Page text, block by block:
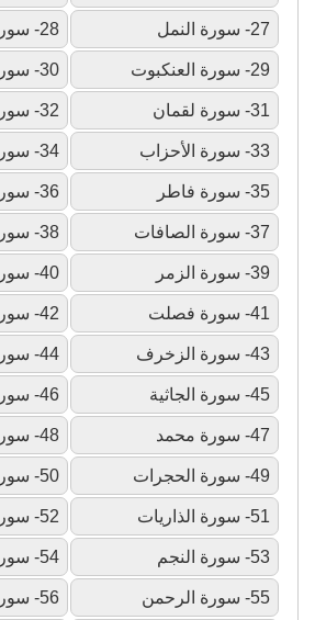
27- سورة النمل 28- سورة القصص
29- سورة العنكبوت 30- سورة الروم
31- سورة لقمان 32- سورة السجدة
33- سورة الأحزاب 34- سورة سبأ
35- سورة فاطر 36- سورة يس
37- سورة الصافات 38- سورة ص
39- سورة الزمر 40- سورة غافر
41- سورة فصلت 42- سورة الشورى
43- سورة الزخرف 44- سورة الدخان
45- سورة الجاثية 46- سورة الأحقاف
47- سورة محمد 48- سورة الفتح
49- سورة الحجرات 50- سورة ق
51- سورة الذاريات 52- سورة الطور
53- سورة النجم 54- سورة القمر
55- سورة الرحمن 56- سورة الواقعة